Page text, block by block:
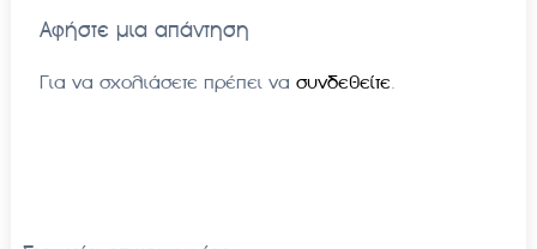
Αφήστε μια απάντηση
Για να σχολιάσετε πρέπει να συνδεθείτε.